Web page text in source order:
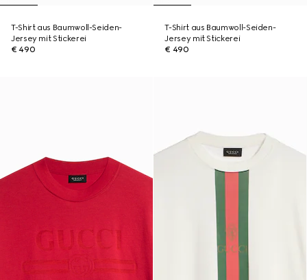
T-Shirt aus Baumwoll-Seiden-
Jersey mit Stickerei
€ 490
T-Shirt aus Baumwoll-Seiden-
Jersey mit Stickerei
€ 490